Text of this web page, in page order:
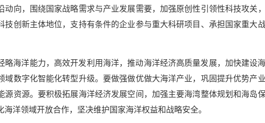
动向，围绕国家战略需求与产业发展需要，加强原创性引领性科技攻关
技创新主体地位，支持有条件的企业参与重大科研项目、承担国家重大
略海洋能力，高效开发利用海洋，推动海洋经济高质量发展，加快建设
域数字化智能化转型升级。要做强做优做大海洋产业，巩固提升优势产
源资源。要积极拓展海洋经济发展空间，加强主要海湾整体规划和海岛
洋领域开放合作，坚决维护国家海洋权益和战略安全。